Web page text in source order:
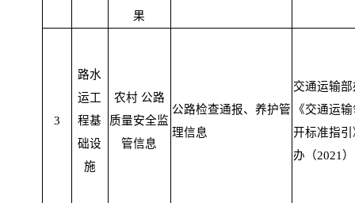
果
3
路水
运工
程基
础设
施
农村 公路
质量安全监
管信息
公路检查通报、养护管
理信息
交通运输
《交通运
开标准指
办（2021